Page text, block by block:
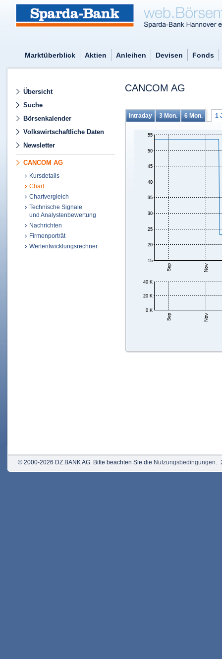
Marktüberblick Aktien Anleihen Devisen Fonds
Übersicht
Suche
Börsenkalender
Volkswirtschaftliche Daten
Newsletter
CANCOM AG
Kursdetails
Chart
Chartvergleich
Technische Signale
und Analystenbewertung
Nachrichten
Firmenporträt
Wertentwicklungsrechner
CANCOM AG
Intraday 3 Mon. 6 Mon. 1
© 2000-2026 DZ BANK AG. Bitte beachten Sie die Nutzungsbedingungen.